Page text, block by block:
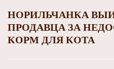
НОРИЛЬЧАНКА
ПРОДАВЦА ЗА
КОРМ ДЛЯ КОТА